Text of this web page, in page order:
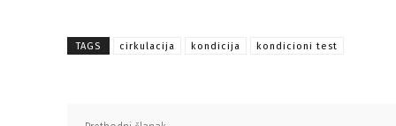
TAGS cirkulacija kondicija kondicioni test